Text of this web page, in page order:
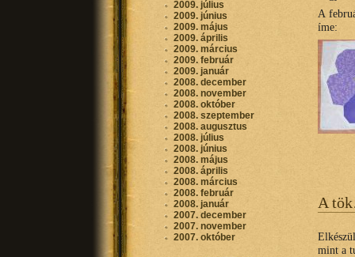
A
íme:
A
mint a
2009. július
2009. június
2009. május
2009. április
2009. március
2009. február
2009. január
2008. december
2008. november
2008. október
2008. szeptember
2008. augusztus
2008. július
2008. június
2008. május
2008. április
2008. március
2008. február
2008. január
2007. december
2007. november
2007. október